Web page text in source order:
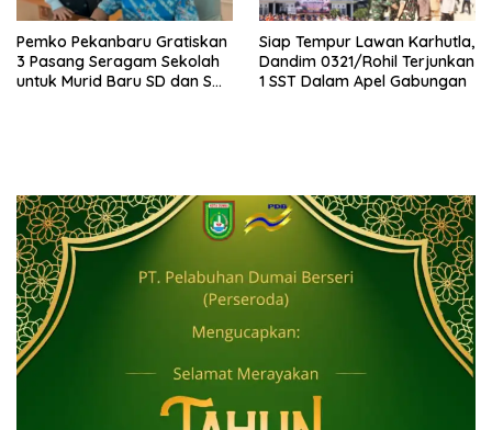
Pemko Pekanbaru Gratiskan
3 Pasang Seragam Sekolah
untuk Murid Baru SD dan SMP
Siap Tempur Lawan Karhutla,
Dandim 0321/Rohil Terjunkan
1 SST Dalam Apel Gabungan